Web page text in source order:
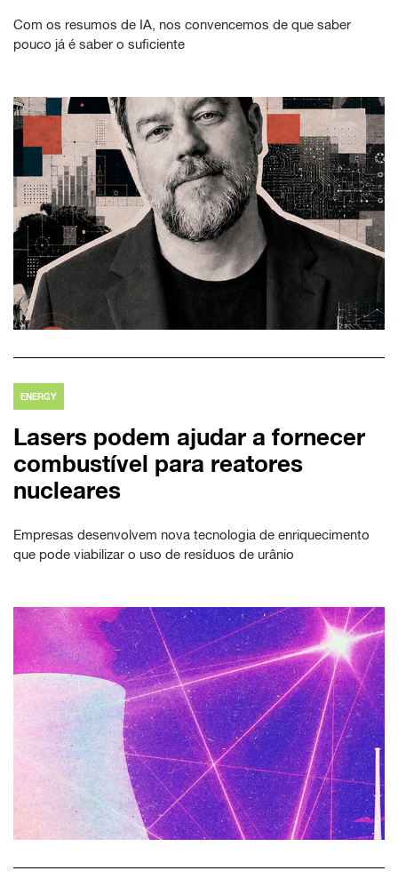
Com os resumos de IA, nos convencemos de que saber
pouco já é saber o suficiente
ENERGY
Lasers podem ajudar a fornecer
combustível para reatores
nucleares
Empresas desenvolvem nova tecnologia de enriquecimento
que pode viabilizar o uso de resíduos de urânio